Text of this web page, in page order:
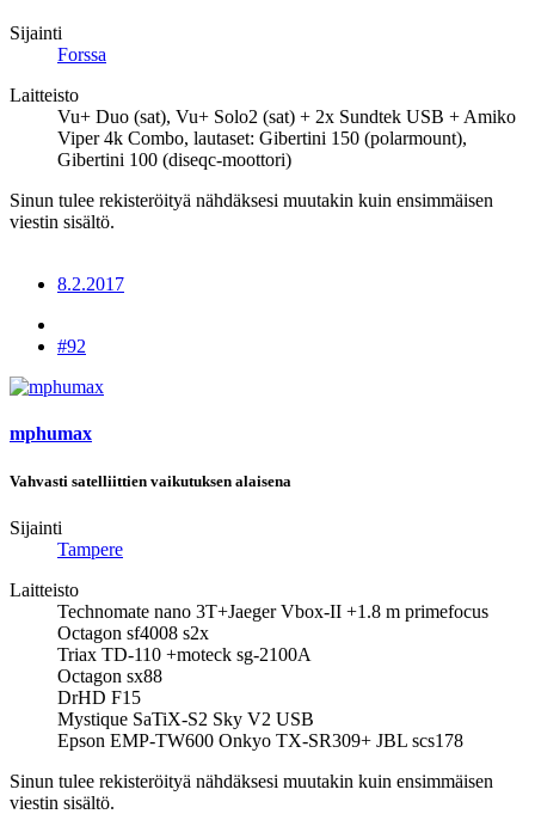
Sijainti
Forssa
Laitteisto
Vu+ Duo (sat), Vu+ Solo2 (sat) + 2x Sundtek USB + Amiko
Viper 4k Combo, lautaset: Gibertini 150 (polarmount),
Gibertini 100 (diseqc-moottori)
Sinun tulee rekisteröityä nähdäksesi muutakin kuin ensimmäisen
viestin sisältö.
8.2.2017
#92
mphumax
Vahvasti satelliittien vaikutuksen alaisena
Sijainti
Tampere
Laitteisto
Technomate nano 3T+Jaeger Vbox-II +1.8 m primefocus
Octagon sf4008 s2x
Triax TD-110 +moteck sg-2100A
Octagon sx88
DrHD F15
Mystique SaTiX-S2 Sky V2 USB
Epson EMP-TW600 Onkyo TX-SR309+ JBL scs178
Sinun tulee rekisteröityä nähdäksesi muutakin kuin ensimmäisen
viestin sisältö.